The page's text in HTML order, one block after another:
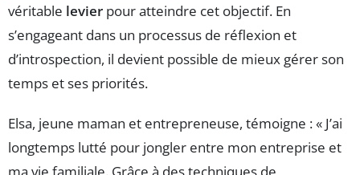
véritable levier pour atteindre cet objectif. En
s’engageant dans un processus de réflexion et
d’introspection, il devient possible de mieux gérer son
temps et ses priorités.
Elsa, jeune maman et entrepreneuse, témoigne : « J’ai
longtemps lutté pour jongler entre mon entreprise et
ma vie familiale. Grâce à des techniques de